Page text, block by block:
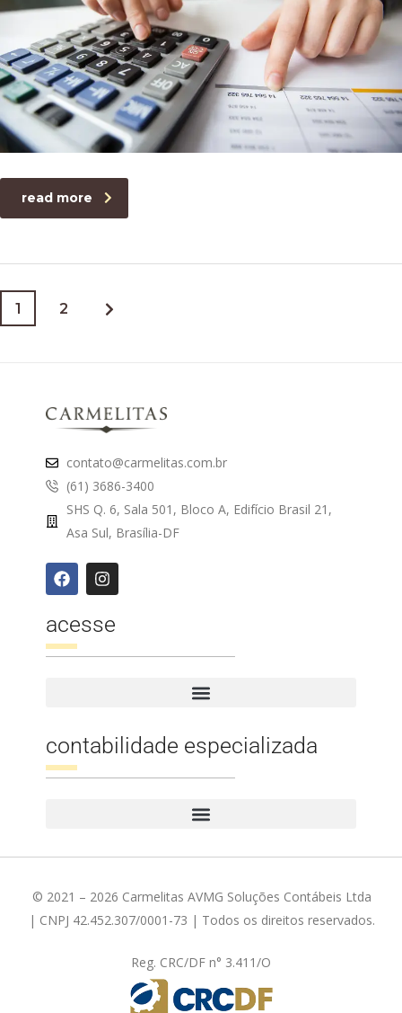
read more
1 2
contato@carmelitas.com.br
(61) 3686-3400
SHS Q. 6, Sala 501, Bloco A, Edifício Brasil 21,
Asa Sul, Brasília-DF
acesse
contabilidade especializada
© 2021 – 2026 Carmelitas AVMG Soluções Contábeis Ltda
| CNPJ 42.452.307/0001-73 | Todos os direitos reservados.
Reg. CRC/DF n° 3.411/O